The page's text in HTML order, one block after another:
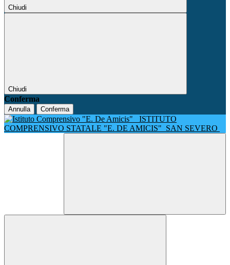
Chiudi
Chiudi
Conferma
Annulla Conferma
ISTITUTO
COMPRENSIVO STATALE "E. DE AMICIS" SAN SEVERO